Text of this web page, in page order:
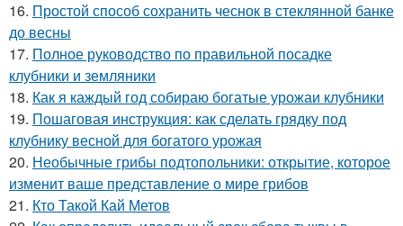
16. Простой способ сохранить чеснок в стеклянной банке
до весны
17. Полное руководство по правильной посадке
клубники и земляники
18. Как я каждый год собираю богатые урожаи клубники
19. Пошаговая инструкция: как сделать грядку под
клубнику весной для богатого урожая
20. Необычные грибы подтопольники: открытие, которое
изменит ваше представление о мире грибов
21. Кто Такой Кай Метов